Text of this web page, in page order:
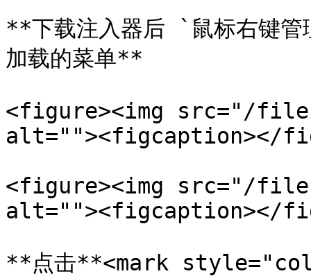
**下载注入器后 `鼠标右键
加载的菜单**
<figure><img src="/files/
alt=""><figcaption></
<figure><img src="/files/
alt=""><figcaption></
**点击**<mark